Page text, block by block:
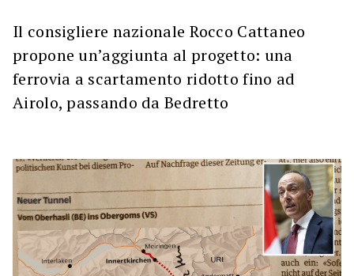
Il consigliere nazionale Rocco Cattaneo
propone un’aggiunta al progetto: una
ferrovia a scartamento ridotto fino ad
Airolo, passando da Bedretto